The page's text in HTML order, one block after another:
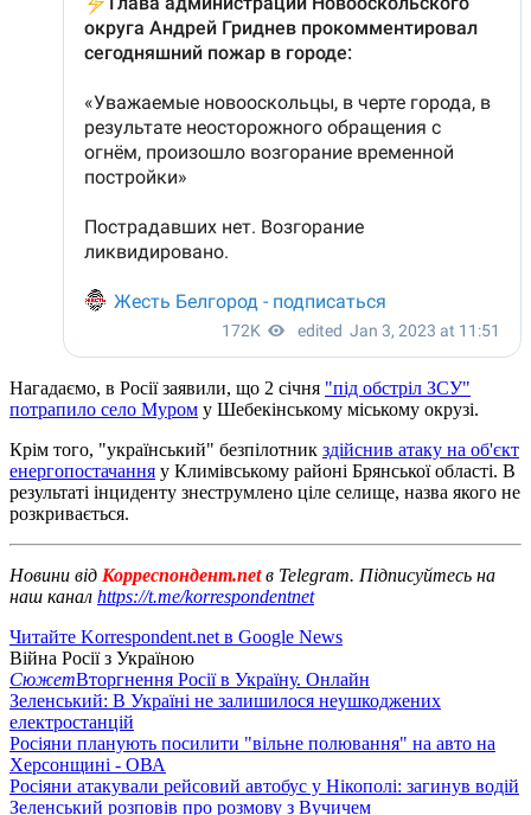
Нагадаємо, в Росії заявили, що 2 січня "під обстріл ЗСУ"
потрапило село Муром у Шебекінському міському окрузі.
Крім того, "український" безпілотник здійснив атаку на об'єкт
енергопостачання у Климівському районі Брянської області. В
результаті інциденту знеструмлено ціле селище, назва якого не
розкривається.
Новини від Корреспондент.netв Telegram. Підписуйтесь на
наш канал https://t.me/korrespondentnet
Читайте Korrespondent.net в Google News
Війна Росії з Україною
СюжетВторгнення Росії в Україну. Онлайн
Зеленський: В Україні не залишилося неушкоджених
електростанцій
Росіяни планують посилити "вільне полювання" на авто на
Херсонщині - ОВА
Росіяни атакували рейсовий автобус у Нікополі: загинув водій
Зеленський розповів про розмову з Вучичем